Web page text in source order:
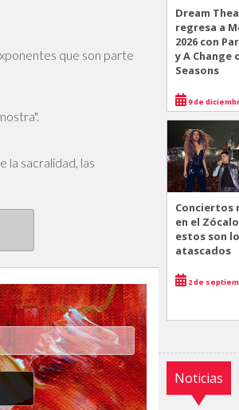
que son parte
la sacralidad, las
Dream
regresa a
2026 con
y A Change
Seasons
9 de
Conciertos
en el
estos son
atascados
2 de
Noticias